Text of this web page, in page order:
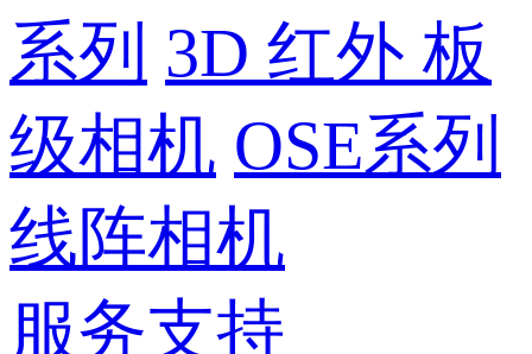
系列 3D 红外 板
级相机 OSE系列
线阵相机
服务支持